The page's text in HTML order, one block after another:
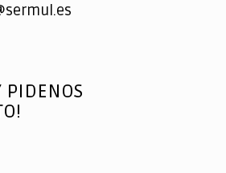
PIDENOS